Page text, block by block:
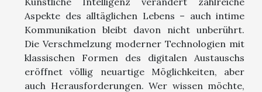
Aspekte des alltäglichen Lebens – auch intime
Kommunikation bleibt davon nicht unberührt.
Die Verschmelzung moderner Technologien mit
klassischen Formen des digitalen Austauschs
eröffnet völlig neuartige Möglichkeiten, aber
auch Herausforderungen. Wer wissen möchte,